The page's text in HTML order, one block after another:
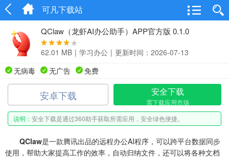
可凡下载站
QClaw（龙虾AI办公助手）APP官方版 0.1.0
62.01 MB | 学习办公 | 更新时间：2026-07-13
无病毒
无广告 免费
安卓下载 安全下载
需下载应用市场
说明： 安全下载是通过360助手获取所需应用，安全绿色便捷。
QClaw是一款腾讯出品的远程办公AI程序，可以跨平台数据同步
使用，帮助大家提高工作的效率，自动归纳文件，还可以将各种文档